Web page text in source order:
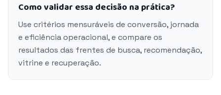
Como validar essa decisão na prática?
Use critérios mensuráveis de conversão, jornada
e eficiência operacional, e compare os
resultados das frentes de busca, recomendação,
vitrine e recuperação.